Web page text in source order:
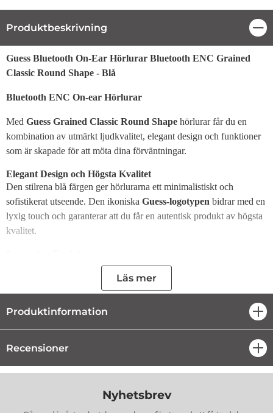
Produktbeskrivning
Produktbeskrivning
Guess Bluetooth On-Ear Hörlurar Bluetooth ENC Grained
Classic Round Shape - Blå
Bluetooth ENC On-ear Hörlurar
Med Guess Grained Classic Round Shape hörlurar får du en
kombination av utmärkt ljudkvalitet, elegant design och funktioner
som är skapade för att möta dina förväntningar.
Elegant Design och Högsta Kvalitet
Den stilrena blå färgen ger hörlurarna ett minimalistiskt och
sofistikerat utseende. Den ikoniska Guess-logotypen bidrar med en
lyxig touch och garanterar att du får en autentisk produkt av högsta
kvalitet.
Röstassistent-teknologi:Gör det enkelt och snabbt att
interagera med din smarta enhets röstassistent.
Handsfree-samtal:Låt dig ringa och ta emot samtal utan
bekvämlighet.
Imponerande Prestanda och
Funktionalitet
Hörlurarna är utrustade med den senasteBluetooth 5.3-tekniken,
alla kompatibla enheter. Tack vareIPX4-certifieringen
Läs mer
Produktinformation
Recensioner
Nyhetsbrev